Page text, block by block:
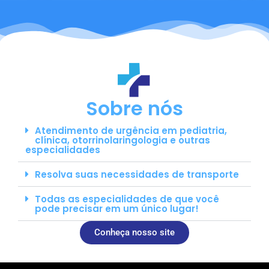
Sobre nós
Atendimento de urgência em pediatria,
clínica, otorrinolaringologia e outras
especialidades
Resolva suas necessidades de transporte
Todas as especialidades de que você
pode precisar em um único lugar!
Conheça nosso site